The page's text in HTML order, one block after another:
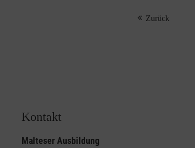
Zurück
Kontakt
Malteser Ausbildung